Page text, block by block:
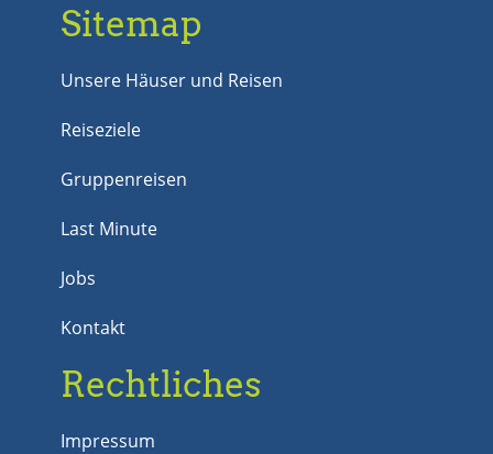
Sitemap
Unsere Häuser und Reisen
Reiseziele
Gruppenreisen
Last Minute
Jobs
Kontakt
Rechtliches
Impressum